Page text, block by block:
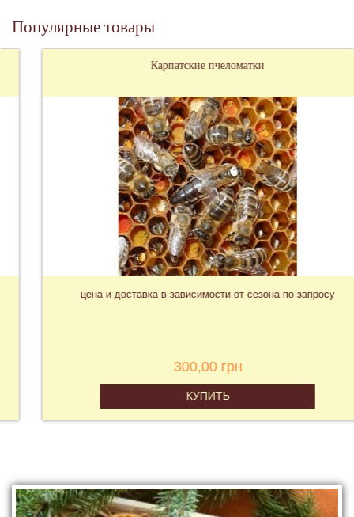
Популярные товары
Карпатские пчеломатки
цена и доставка в зависимости от сезона по запросу
300,00 грн
КУПИТЬ